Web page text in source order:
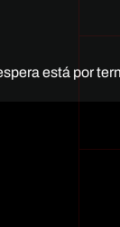
está por